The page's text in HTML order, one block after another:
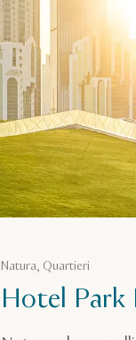
Natura, Quartieri
Hotel Park